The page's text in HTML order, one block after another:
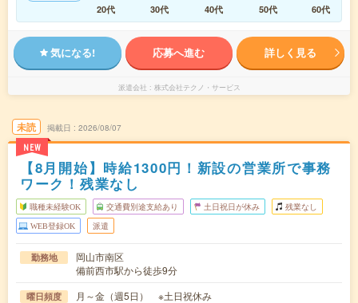
20代
30代 40代 50代 60代
気になる! 応募へ進む 詳しく見る
派遣会社 株式会社テクノ・サービス
未読
NEW
掲載日 2026/08/07
【8月開始】時給1300円！新設の営業所で事務
ワーク！残業なし
職種未経験OK 交通費別途支給あり 土日祝日が休み 残業なし
WEB登録OK 派遣
勤務地
岡山市南区
備前西市駅から徒歩9分
曜日頻度 月～金（週5日） ※土日祝休み